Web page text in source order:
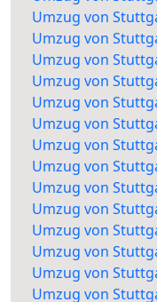
Umzug von
Umzug von
Umzug von
Umzug von
Umzug von
Umzug von
Umzug von
Umzug von
Umzug von
Umzug von
Umzug von
Umzug von
Umzug von
Umzug von